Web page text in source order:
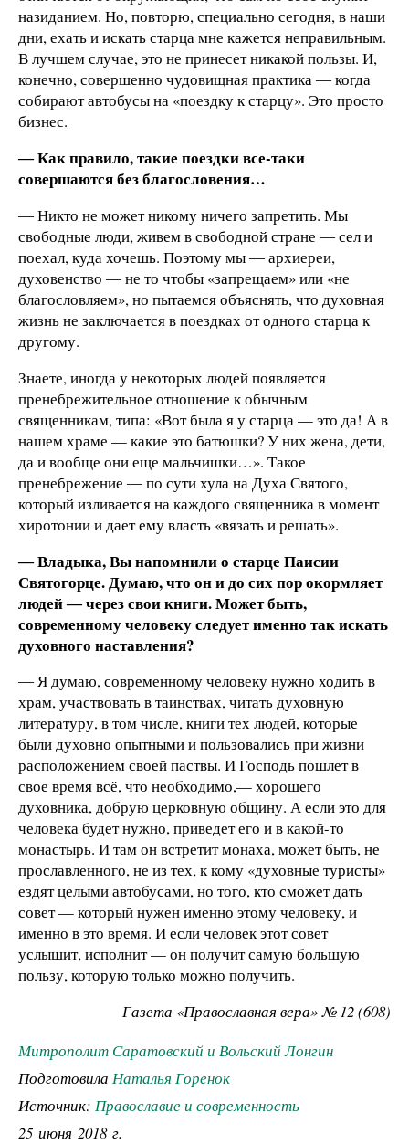
назиданием. Но, повторю, специально сегодня, в наши
дни, ехать и искать старца мне кажется неправильным.
В лучшем случае, это не принесет никакой пользы. И,
конечно, совершенно чудовищная практика ― когда
собирают автобусы на «поездку к старцу». Это просто
бизнес.
― Как правило, такие поездки все-таки
совершаются без благословения…
― Никто не может никому ничего запретить. Мы
свободные люди, живем в свободной стране ― сел и
поехал, куда хочешь. Поэтому мы ― архиереи,
духовенство ― не то чтобы «запрещаем» или «не
благословляем», но пытаемся объяснять, что духовная
жизнь не заключается в поездках от одного старца к
другому.
Знаете, иногда у некоторых людей появляется
пренебрежительное отношение к обычным
священникам, типа: «Вот была я у старца — это да! А в
нашем храме — какие это батюшки? У них жена, дети,
да и вообще они еще мальчишки…». Такое
пренебрежение ― по сути хула на Духа Святого,
который изливается на каждого священника в момент
хиротонии и дает ему власть «вязать и решать».
― Владыка, Вы напомнили о старце Паисии
Святогорце. Думаю, что он и до сих пор окормляет
людей ― через свои книги. Может быть,
современному человеку следует именно так искать
духовного наставления?
― Я думаю, современному человеку нужно ходить в
храм, участвовать в таинствах, читать духовную
литературу, в том числе, книги тех людей, которые
были духовно опытными и пользовались при жизни
расположением своей паствы. И Господь пошлет в
свое время всё, что необходимо,— хорошего
духовника, добрую церковную общину. А если это для
человека будет нужно, приведет его и в какой-то
монастырь. И там он встретит монаха, может быть, не
прославленного, не из тех, к кому «духовные туристы»
ездят целыми автобусами, но того, кто сможет дать
совет — который нужен именно этому человеку, и
именно в это время. И если человек этот совет
услышит, исполнит — он получит самую большую
пользу, которую только можно получить.
Газета «Православная вера» № 12 (608)
Митрополит Саратовский и Вольский Лонгин
Подготовила Наталья Горенок
Источник: Православие и современность
25 июня 2018 г.